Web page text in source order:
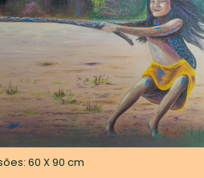
60 X 90 cm